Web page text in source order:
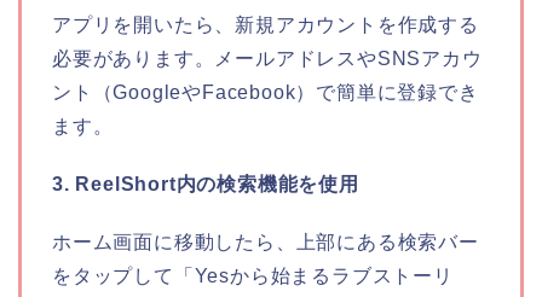
アプリを開いたら、新規アカウントを作成する
必要があります。メールアドレスやSNSアカウ
ント（GoogleやFacebook）で簡単に登録でき
ます。
3. ReelShort内の検索機能を使用
ホーム画面に移動したら、上部にある検索バー
をタップして「Yesから始まるラブストーリ